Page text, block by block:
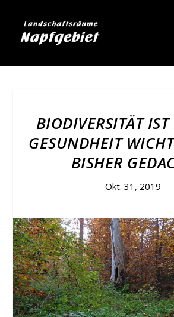
BIODIVERSITÄT
GESUNDHEIT
BISHER
Okt. 31, 2019